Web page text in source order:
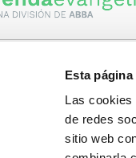
Esta
Las cookies
de redes
sitio web
nuestra tienda
¿Cómo llegar?
(L2) - a 1 calle
(L1) - a 3 calles
Familia (L2, L5) - a 6